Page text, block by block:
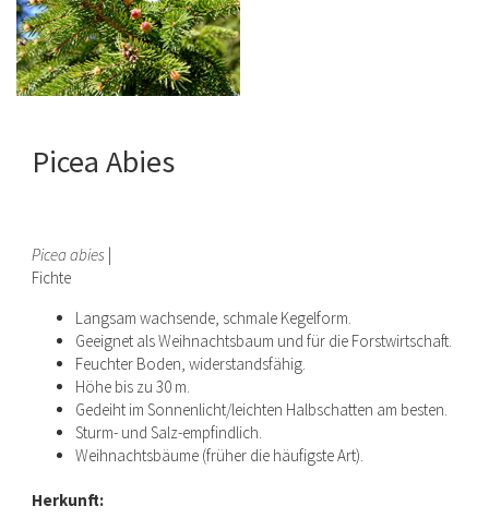
Picea Abies
Picea abies |
Fichte
Langsam wachsende, schmale Kegelform.
Geeignet als Weihnachtsbaum und für die Forstwirtschaft.
Feuchter Boden, widerstandsfähig.
Höhe bis zu 30 m.
Gedeiht im Sonnenlicht/leichten Halbschatten am besten.
Sturm- und Salz-empfindlich.
Weihnachtsbäume (früher die häufigste Art).
Herkunft: